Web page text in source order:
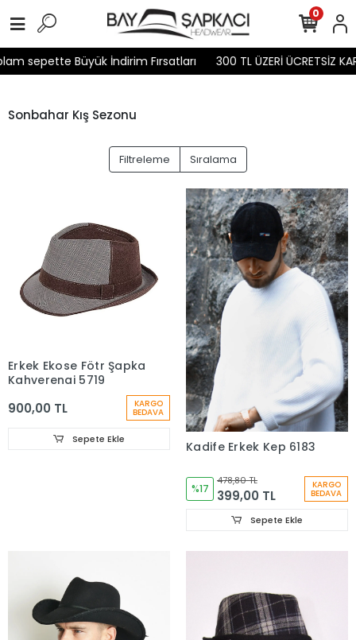
Büyük İndirim Fırsatları 300 TL ÜZERİ ÜCRETSİZ KARGO
0
Sonbahar Kış Sezonu
Filtreleme Sıralama
Erkek Ekose Fötr Şapka
Kahverengi 5719
900,00 TL KARGO
BEDAVA
Sepete Ekle Kadife Erkek Kep 6183
%17
478,80 TL
399,00 TL
KARGO
BEDAVA
Sepete Ekle